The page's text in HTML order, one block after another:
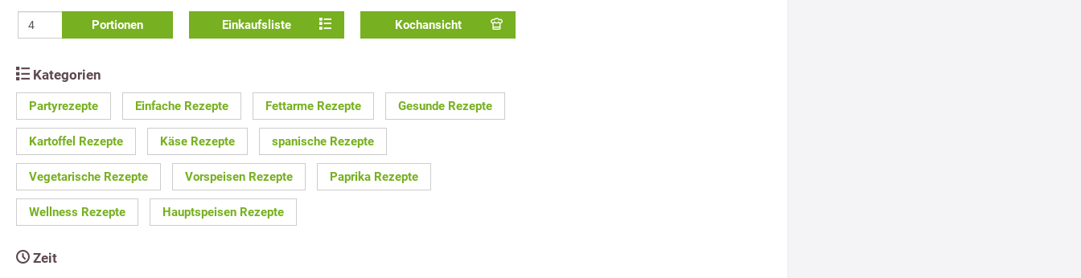
Portionen Einkaufsliste Kochansicht
Kategorien
Partyrezepte Einfache Rezepte Fettarme Rezepte Gesunde Rezepte
Kartoffel Rezepte Käse Rezepte spanische Rezepte
Vegetarische Rezepte Vorspeisen Rezepte Paprika Rezepte
Wellness Rezepte Hauptspeisen Rezepte
Zeit